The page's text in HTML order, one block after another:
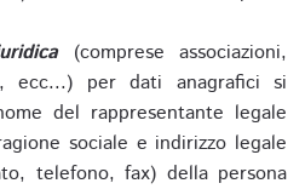
(comprese associazioni,
ecc...) per dati anagrafici si
del rappresentante legale
sociale e indirizzo legale
telefono, fax) della persona